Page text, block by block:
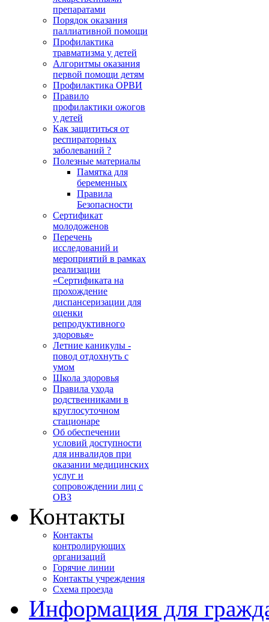
препаратами
Порядок оказания
паллиативной помощи
Профилактика
травматизма у детей
Алгоритмы оказания
первой помощи детям
Профилактика ОРВИ
Правило
профилактики ожогов
у детей
Как защититься от
респираторных
заболеваний ?
Полезные материалы
Памятка для
беременных
Правила
Безопасности
Сертификат
молодоженов
Перечень
исследований и
мероприятий в рамках
реализации
«Сертификата на
прохождение
диспансеризации для
оценки
репродуктивного
здоровья»
Летние каникулы -
повод отдохнуть с
умом
Школа здоровья
Правила ухода
родственниками в
круглосуточном
стационаре
Об обеспечении
условий доступности
для инвалидов при
оказании медицинских
услуг и
сопровождении лиц с
ОВЗ
Контакты
Контакты
контролирующих
организаций
Горячие линии
Контакты учреждения
Схема проезда
Информация для